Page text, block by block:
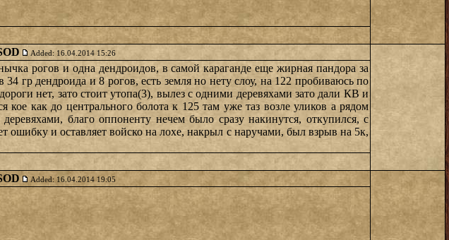
Added: 16.04.2014 15:26
рогов и одна дендроидов, в самой караганде еще жирная пандора за
гр дендроида и 8 рогов, есть земля но нету слоу, на 122 пробиваюсь по
нет, зато стоит утопа(3), вылез с одними деревяхами зато дали КВ и
как до центрального болота к 125 там уже таз возле уликов а рядом
благо оппоненту нечем было сразу накинутся, откупился, с
и оставляет войско на лохе, накрыл с наручами, был взрыв на 5к,
Added: 16.04.2014 19:05